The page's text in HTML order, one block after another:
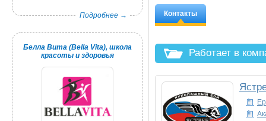
Подробнее →
Белла Вита (Bella Vita), школа
красоты и здоровья
Контакты
Работает в